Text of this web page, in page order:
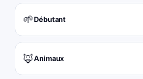
🌱 Débutant
🦊Animaux